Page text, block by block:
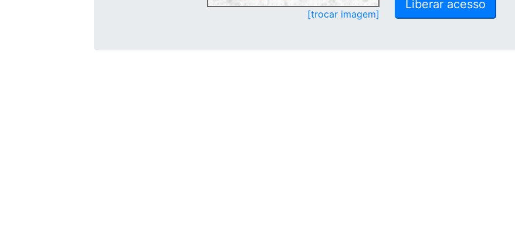
[trocar imagem]